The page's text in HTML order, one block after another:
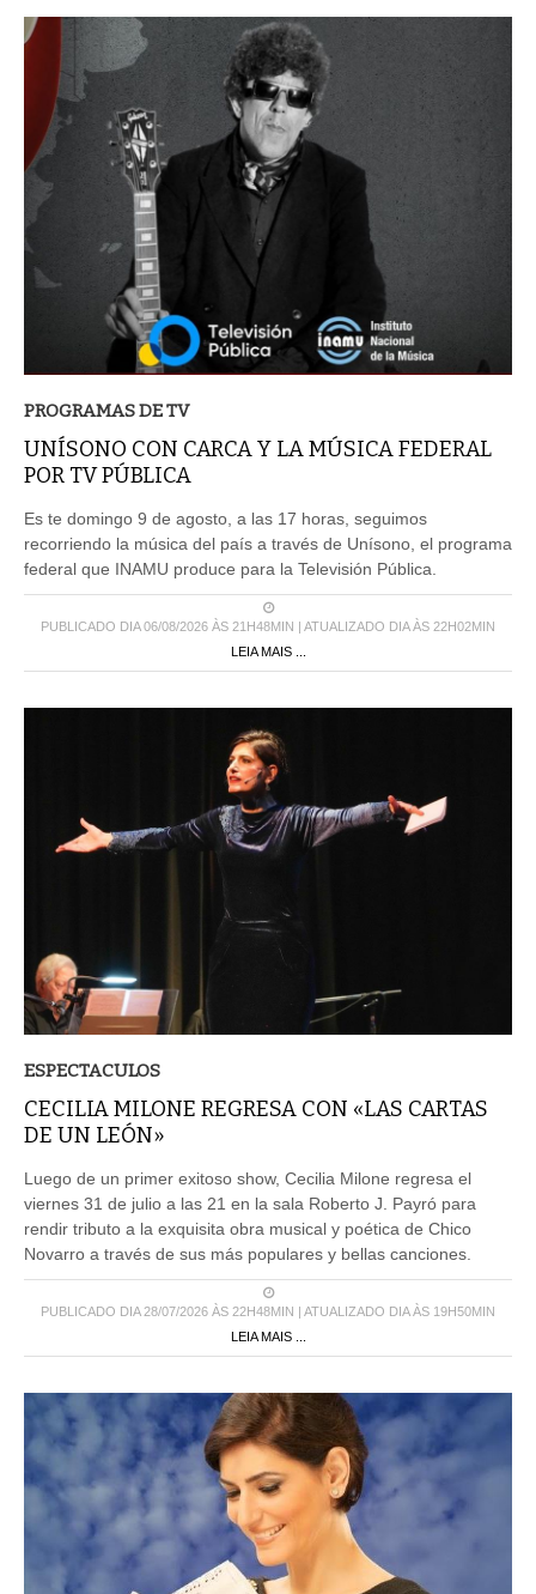
PROGRAMAS DE TV
UNÍSONO CON CARCA Y LA MÚSICA FEDERAL
POR TV PÚBLICA
Es te domingo 9 de agosto, a las 17 horas, seguimos
recorriendo la música del país a través de Unísono, el programa
federal que INAMU produce para la Televisión Pública.
PUBLICADO DIA 06/08/2026 ÀS 21H48MIN | ATUALIZADO DIA ÀS 22H02MIN
LEIA MAIS ...
ESPECTACULOS
CECILIA MILONE REGRESA CON «LAS CARTAS
DE UN LEÓN»
Luego de un primer exitoso show, Cecilia Milone regresa el
viernes 31 de julio a las 21 en la sala Roberto J. Payró para
rendir tributo a la exquisita obra musical y poética de Chico
Novarro a través de sus más populares y bellas canciones.
PUBLICADO DIA 28/07/2026 ÀS 22H48MIN | ATUALIZADO DIA ÀS 19H50MIN
LEIA MAIS ...